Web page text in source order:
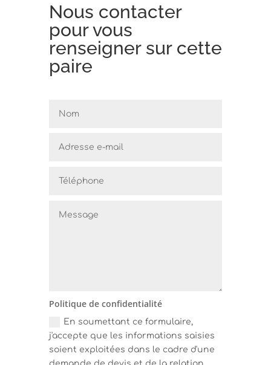
Nous contacter
pour vous
renseigner sur cette
paire
Politique de confidentialité
En soumettant ce formulaire,
j'accepte que les informations saisies
soient exploitées dans le cadre d'une